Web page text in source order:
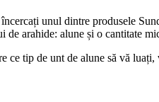
unul dintre produsele
arahide: alune și o cantitate
ce tip de unt de alune să vă